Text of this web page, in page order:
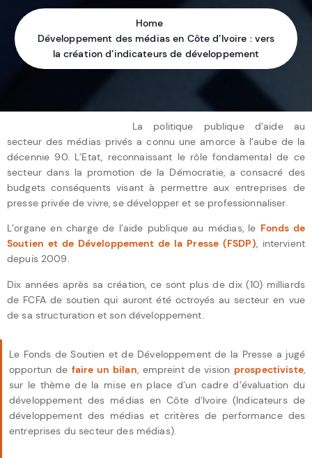
Home
Développement des médias en Côte d’Ivoire : vers
la création d’indicateurs de développement
La politique publique d’aide au
secteur des médias privés a connu une amorce à l’aube de la
décennie 90. L’Etat, reconnaissant le rôle fondamental de ce
secteur dans la promotion de la Démocratie, a consacré des
budgets conséquents visant à permettre aux entreprises de
presse privée de vivre, se développer et se professionnaliser.
L’organe en charge de l’aide publique au médias, le Fonds de
Soutien et de Développement de la Presse (FSDP), intervient
depuis 2009.
Dix années après sa création, ce sont plus de dix (10) milliards
de FCFA de soutien qui auront été octroyés au secteur en vue
de sa structuration et son développement.
Le Fonds de Soutien et de Développement de la Presse a jugé
opportun de faire un bilan , empreint de vision prospectiviste,
sur le thème de la mise en place d’un cadre d’évaluation du
développement des médias en Côte d’Ivoire (Indicateurs de
développement des médias et critères de performance des
entreprises du secteur des médias).